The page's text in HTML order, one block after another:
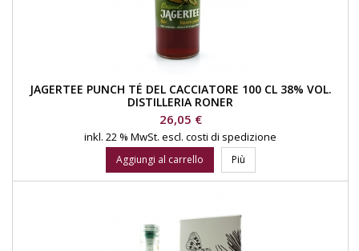
JAGERTEE PUNCH TÉ DEL CACCIATORE 100 CL 38% VOL.
DISTILLERIA RONER
Prezzo
26,05 €
inkl. 22 % MwSt. escl. costi di spedizione
Aggiungi al carrello Più